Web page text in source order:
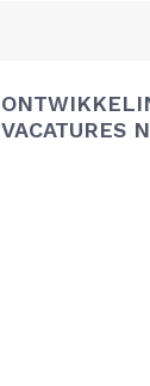
VACATURES